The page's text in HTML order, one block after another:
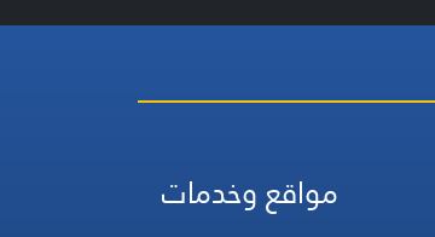
مواقع وخدمات